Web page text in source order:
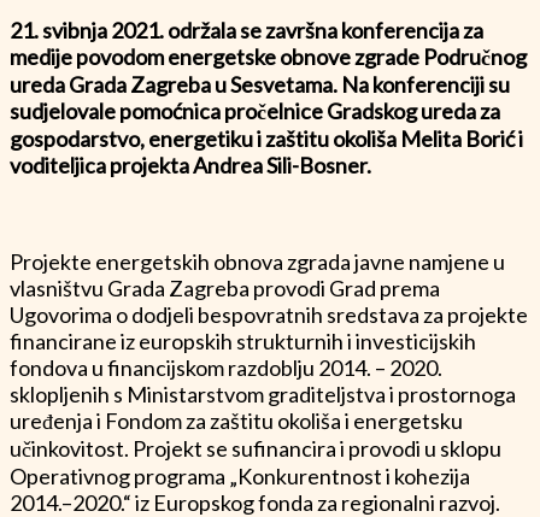
21. svibnja 2021.održala se završnakonferencija za
medije povodom energetske obnove zgrade Područnog
ureda Grada Zagreba u Sesvetama. Na konferenciji su
sudjelovale pomoćnica pročelnice Gradskog ureda za
gospodarstvo, energetiku i zaštitu okoliša Melita Borić i
voditeljica projekta Andrea Sili-Bosner.
Projekte energetskih obnova zgrada javne namjene u
vlasništvu Grada Zagreba provodi Grad prema
Ugovorima o dodjeli bespovratnih sredstava za projekte
financirane iz europskih strukturnih i investicijskih
fondova u financijskom razdoblju 2014. – 2020.
sklopljenih s Ministarstvom graditeljstva i prostornoga
uređenja i Fondom za zaštitu okoliša i energetsku
učinkovitost. Projekt se sufinancira i provodi u sklopu
Operativnog programa „Konkurentnost i kohezija
2014.–2020.“ iz Europskog fonda za regionalni razvoj.